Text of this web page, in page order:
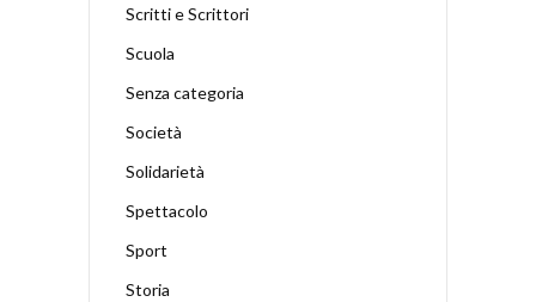
Scritti e Scrittori
Scuola
Senza categoria
Società
Solidarietà
Spettacolo
Sport
Storia